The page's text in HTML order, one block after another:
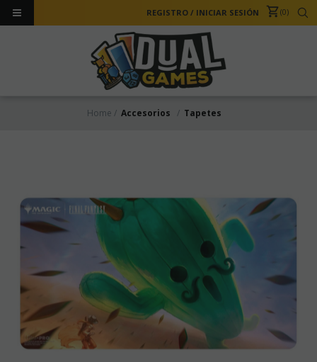
REGISTRO / INICIAR SESIÓN 0
Home Accesorios Tapetes